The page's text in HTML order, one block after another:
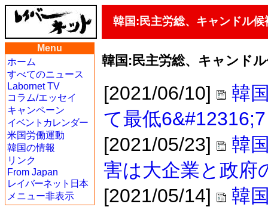
韓国:民主労総、キャンドル
Menu
ホーム
すべてのニュース
Labornet TV
コラム/エッセイ
キャンペーン
イベントカレンダー
米国労働運動
韓国の情報
リンク
From Japan
レイバーネット日本
メニュー非表示
韓国:民主労総、キャンド
[2021/06/10]
韓
て最低
[2021/05/23]
韓
害は大企業と政府
[2021/05/14]
韓